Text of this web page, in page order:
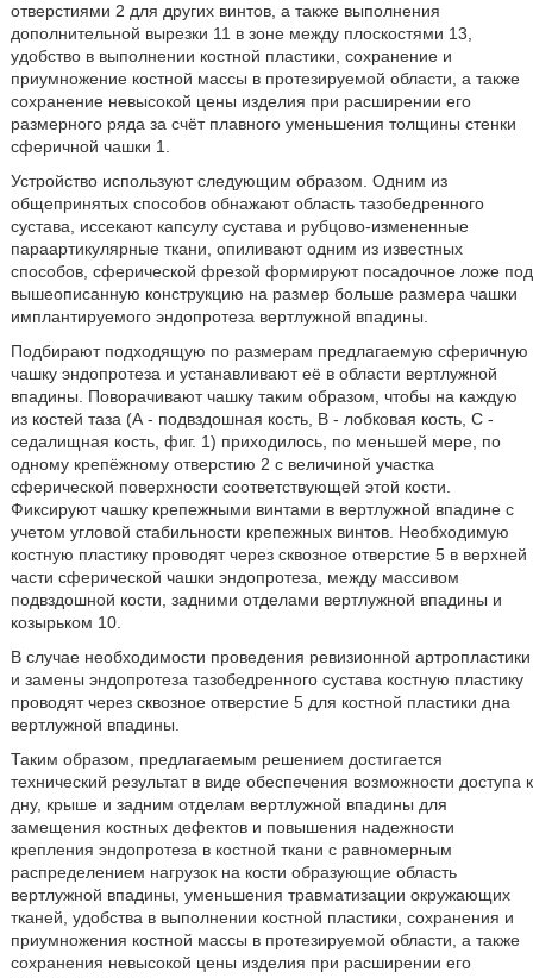
отверстиями 2 для других винтов, а также выполнения
дополнительной вырезки 11 в зоне между плоскостями 13,
удобство в выполнении костной пластики, сохранение и
приумножение костной массы в протезируемой области, а также
сохранение невысокой цены изделия при расширении его
размерного ряда за счёт плавного уменьшения толщины стенки
сферичной чашки 1.
Устройство используют следующим образом. Одним из
общепринятых способов обнажают область тазобедренного
сустава, иссекают капсулу сустава и рубцово-измененные
параартикулярные ткани, опиливают одним из известных
способов, сферической фрезой формируют посадочное ложе под
вышеописанную конструкцию на размер больше размера чашки
имплантируемого эндопротеза вертлужной впадины.
Подбирают подходящую по размерам предлагаемую сферичную
чашку эндопротеза и устанавливают её в области вертлужной
впадины. Поворачивают чашку таким образом, чтобы на каждую
из костей таза (А - подвздошная кость, В - лобковая кость, С -
седалищная кость, фиг. 1) приходилось, по меньшей мере, по
одному крепёжному отверстию 2 с величиной участка
сферической поверхности соответствующей этой кости.
Фиксируют чашку крепежными винтами в вертлужной впадине с
учетом угловой стабильности крепежных винтов. Необходимую
костную пластику проводят через сквозное отверстие 5 в верхней
части сферической чашки эндопротеза, между массивом
подвздошной кости, задними отделами вертлужной впадины и
козырьком 10.
В случае необходимости проведения ревизионной артропластики
и замены эндопротеза тазобедренного сустава костную пластику
проводят через сквозное отверстие 5 для костной пластики дна
вертлужной впадины.
Таким образом, предлагаемым решением достигается
технический результат в виде обеспечения возможности доступа к
дну, крыше и задним отделам вертлужной впадины для
замещения костных дефектов и повышения надежности
крепления эндопротеза в костной ткани с равномерным
распределением нагрузок на кости образующие область
вертлужной впадины, уменьшения травматизации окружающих
тканей, удобства в выполнении костной пластики, сохранения и
приумножения костной массы в протезируемой области, а также
сохранения невысокой цены изделия при расширении его